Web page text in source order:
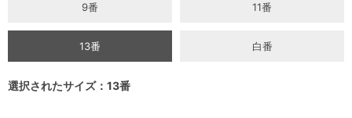
9番 11番
13番 白番
選択されたサイズ：13番